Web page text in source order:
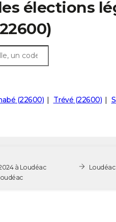
élections
(22600) Trévé (22600)
à Loudéac
de vote à Loudéac
Loudéac